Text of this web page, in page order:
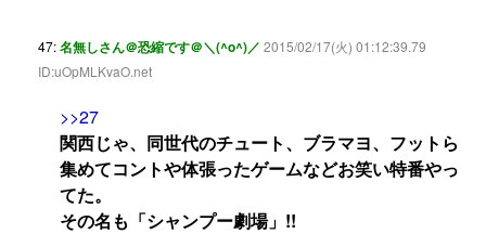
47:名無しさん＠恐縮です＠＼(^o^)／ 2015/02/17(火) 01:12:39.79
ID:uOpMLKvaO.net
>>27
関西じゃ、同世代のチュート、ブラマヨ、フットら
集めてコントや体張ったゲームなどお笑い特番やっ
てた。
その名も「シャンプー劇場」!!